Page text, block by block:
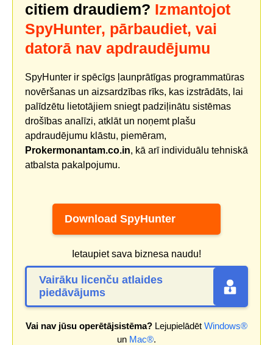
citiem draudiem? Izmantojot
SpyHunter, pārbaudiet, vai
datorā nav apdraudējumu
SpyHunter ir spēcīgs ļaunprātīgas programmatūras
novēršanas un aizsardzības rīks, kas izstrādāts, lai
palīdzētu lietotājiem sniegt padziļinātu sistēmas
drošības analīzi, atklāt un noņemt plašu
apdraudējumu klāstu, piemēram,
Prokermonantam.co.in, kā arī individuālu tehniskā
atbalsta pakalpojumu.
Download SpyHunter
Ietaupiet sava biznesa naudu!
Vairāku licenču atlaides
piedāvājums
Vai nav jūsu operētājsistēma? Lejupielādēt Windows®
un Mac®.